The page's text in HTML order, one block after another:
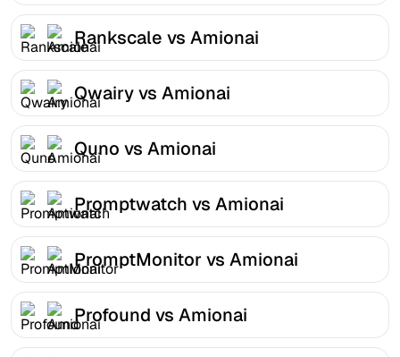
Rankscale vs Amionai
Qwairy vs Amionai
Quno vs Amionai
Promptwatch vs Amionai
PromptMonitor vs Amionai
Profound vs Amionai